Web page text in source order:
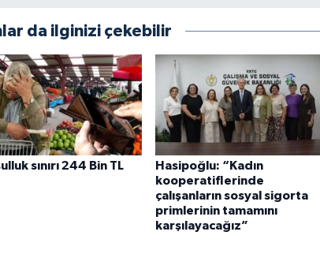
da ilginizi çekebilir
sınırı 244 Bin TL
Hasipoğlu: “Kadın
kooperatiflerinde
çalışanların sosyal sigorta
primlerinin tamamını
karşılayacağız”